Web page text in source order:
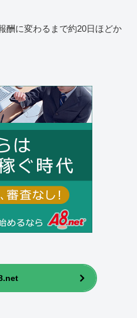
酬に変わるまで約20日ほどか